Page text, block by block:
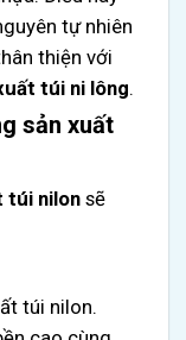
tự nhiên
thiện với
túi ni lông.
sản xuất
túi nilon sẽ
túi nilon.